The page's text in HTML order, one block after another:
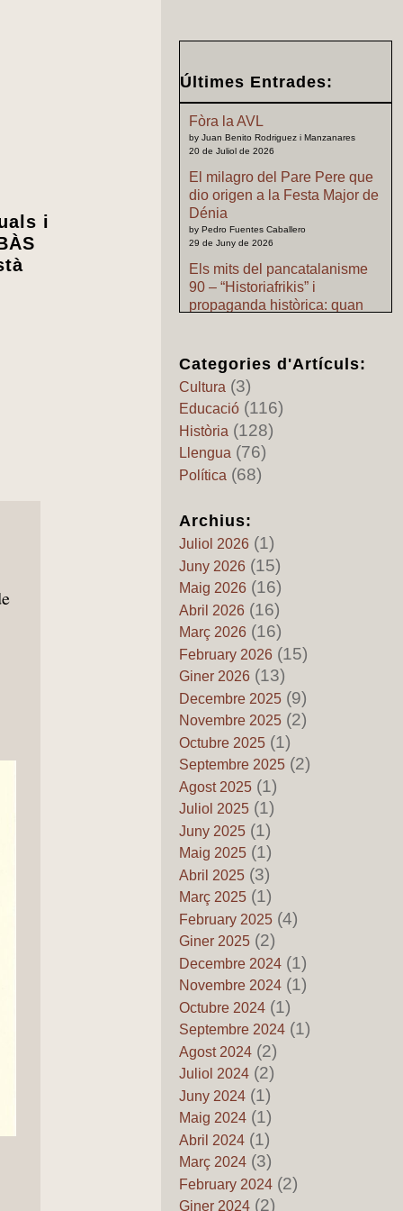
i
Últimes Entrades:
Fòra la AVL
by Juan Benito Rodriguez i Manzanares
20 de Juliol de 2026
El milagro del Pare Pere que
dio origen a la Festa Major de
Dénia
by Pedro Fuentes Caballero
29 de Juny de 2026
Els mits del pancatalanisme
90 – “Historiafrikis” i
propaganda històrica: quan
by Pedro Fuentes Caballero
24 de Juny de 2026
Els mits del pancatalanisme
89 – L’inexistent “Regne de
Catalunya”: quan la
terminologia moderna reescriu
l’Edat Mija
by Pedro Fuentes Caballero
Els mits del pancatalanisme
88 – Catalunya, els grecs i els
tartessos: quan l’imaginació
substituïx a l’història
by Pedro Fuentes Caballero
20 de Juny de 2026
Els mits del pancatalanisme
87 – La “primera derrota de
Napoleó en Catalunya”: entre
la llegenda patriòtica i la
realitat històrica
by Pedro Fuentes Caballero
18 de Juny de 2026
Els mits del pancatalanisme
86 – El mit del repoblament
exclusivament català del
Regne de Valéncia
by Pedro Fuentes Caballero
16 de Juny de 2026
Els mits del pancatalanisme
85 – La conquista del
Mediterràneu no va ser “una
empresa catalana”: el perill de
reescriure l’història
by Pedro Fuentes Caballero
Sociólogos Valencianos al
servicio del Pancatalanismo
by Josefa Villanueva Espinosa
13 de Juny de 2026
Els mits del pancatalanisme
84 – Amèrica no la varen
descobrir els catalans: quan la
fantasia substituïx a l’història
by Pedro Fuentes Caballero
12 de Juny de 2026
Els mits del pancatalanisme
83 – Pau Claris i el supost
Categories d'Artículs:
Cultura (3)
Educació (116)
Història (128)
Llengua (76)
Política (68)
Archius:
Juliol 2026 (1)
Juny 2026 (15)
Maig 2026 (16)
Abril 2026 (16)
Març 2026 (16)
February 2026 (15)
Giner 2026 (13)
Decembre 2025 (9)
Novembre 2025 (2)
Octubre 2025 (1)
Septembre 2025 (2)
Agost 2025 (1)
Juliol 2025 (1)
Juny 2025 (1)
Maig 2025 (1)
Abril 2025 (3)
Març 2025 (1)
February 2025 (4)
Giner 2025 (2)
Decembre 2024 (1)
Novembre 2024 (1)
Octubre 2024 (1)
Septembre 2024 (1)
Agost 2024 (2)
Juliol 2024 (2)
Juny 2024 (1)
Maig 2024 (1)
Abril 2024 (1)
Març 2024 (3)
February 2024 (2)
Giner 2024 (2)